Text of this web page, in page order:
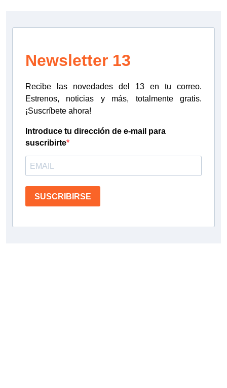
Newsletter 13
Recibe las novedades del 13 en tu correo.
Estrenos, noticias y más, totalmente gratis.
¡Suscríbete ahora!
Introduce tu dirección de e-mail para
suscribirte
SUSCRIBIRSE